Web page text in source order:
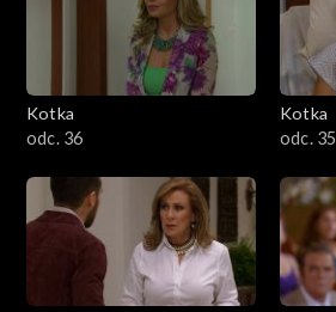
Kotka
odc. 36
Kotka
odc. 35